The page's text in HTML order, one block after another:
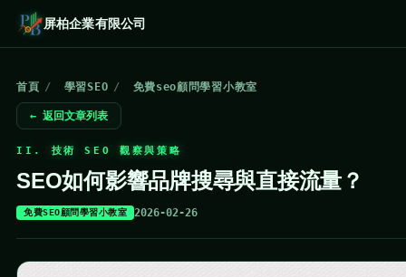
屏柏企業有限公司
首頁 / 學習SEO / 免費seo顧問學習小教室
← 返回文章列表
II. 技術 SEO 觀察與策略
SEO如何影響品牌搜尋與直接流量？
免費SEO顧問學習小教室 2026-02-26